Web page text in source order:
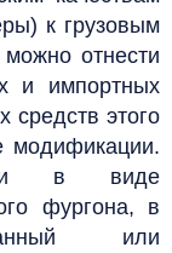
к грузовым
отнести
и импортных
средств этого
модификации.
в виде
фургона, в
или